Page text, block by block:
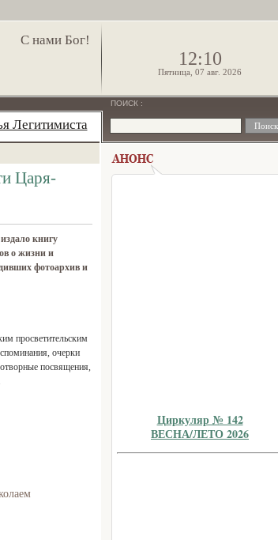
С нами Бог!
12:10
Пятница, 07 авг. 2026
Легитимиста
Царя-
книгу
о жизни и
фотоархив и
просветительским
очерки
посвящения,
ПОИСК :
Циркуляр № 142
ВЕСНА/ЛЕТО 2026